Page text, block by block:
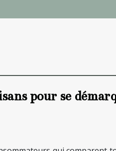
pour se